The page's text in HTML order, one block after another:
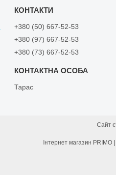
+380 (50) 667-52-53
+380 (97) 667-52-53
+380 (73) 667-52-53
Тарас
Сайт
Інтернет магазин PRIMO |